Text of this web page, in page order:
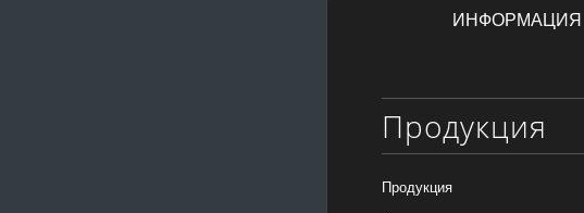
ИНФОРМАЦИЯ
Продукция
Продукция